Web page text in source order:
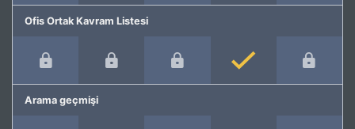
Ofis Ortak Kavram Listesi
Arama geçmişi